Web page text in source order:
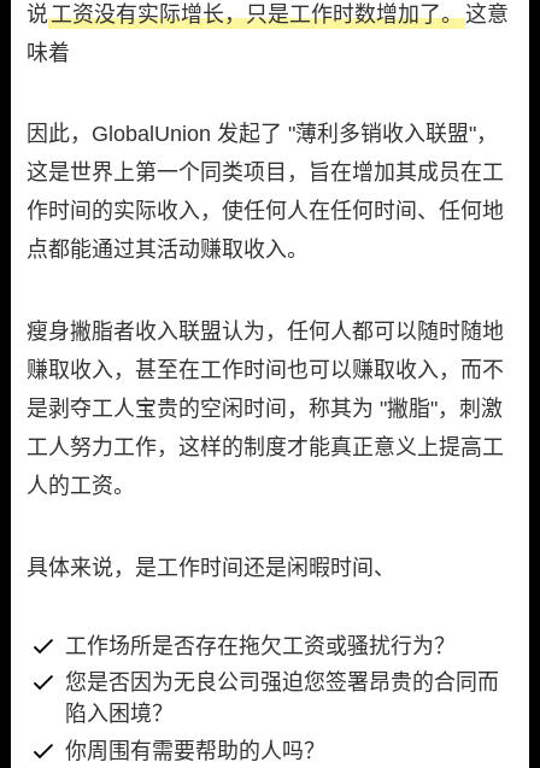
说工资没有实际增长，只是工作时数增加了。这意
味着
因此，GlobalUnion 发起了 "薄利多销收入联盟"，
这是世界上第一个同类项目，旨在增加其成员在工
作时间的实际收入，使任何人在任何时间、任何地
点都能通过其活动赚取收入。
瘦身撇脂者收入联盟认为，任何人都可以随时随地
赚取收入，甚至在工作时间也可以赚取收入，而不
是剥夺工人宝贵的空闲时间，称其为 "撇脂"，刺激
工人努力工作，这样的制度才能真正意义上提高工
人的工资。
具体来说，是工作时间还是闲暇时间、
工作场所是否存在拖欠工资或骚扰行为？
您是否因为无良公司强迫您签署昂贵的合同而
陷入困境？
你周围有需要帮助的人吗？